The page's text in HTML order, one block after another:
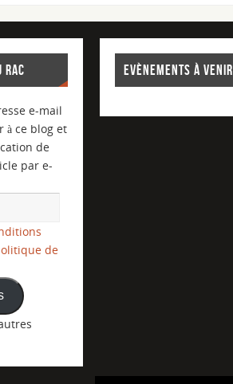
RAC
e-mail
à ce blog et
de
par e-
de
EVÈNEMENTS À VENIR